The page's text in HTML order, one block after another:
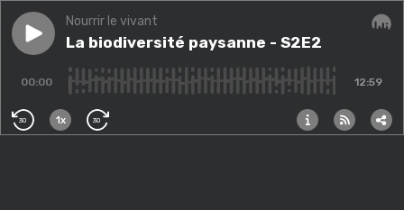
Play episodeLa biodiversité paysanne - S2E2
Nourrir le vivant
La biodiversité paysanne - S2E2
00:00 12:59
30 1x 30